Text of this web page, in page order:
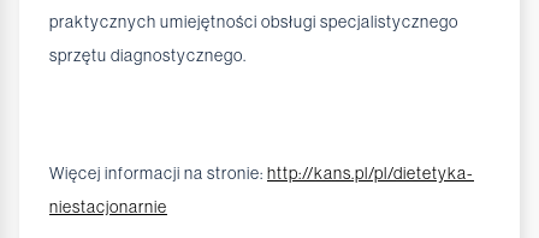
praktycznych umiejętności obsługi specjalistycznego
sprzętu diagnostycznego.
Więcej informacji na stronie: http://kans.pl/pl/dietetyka-
niestacjonarnie